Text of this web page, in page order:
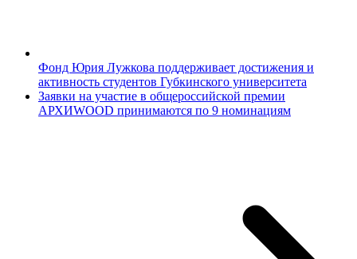
Фонд Юрия Лужкова поддерживает достижения и
активность студентов Губкинского университета
Заявки на участие в общероссийской премии
АРХИWOOD принимаются по 9 номинациям